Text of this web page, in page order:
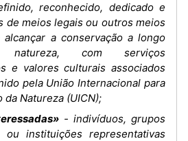
reconhecido, dedicado e
de meios legais ou outros meios
alcançar a conservação a longo
com serviços
e valores culturais associados
pela União Internacional para
da Natureza (UICN);
- indivíduos, grupos
ou instituições representativas